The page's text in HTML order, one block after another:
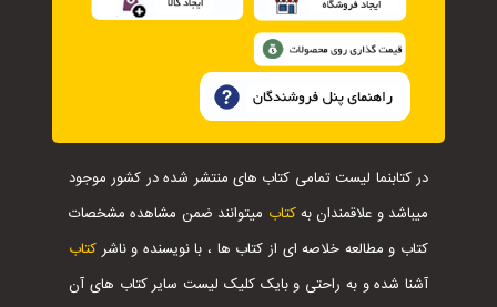
در کتابنما لیست تمامی کتاب های منتشر شده در کشور موجود
میباشد و علاقمندان بهکتاب میتوانند ضمن مشاهده مشخصات
کتاب و مطالعه خلاصه ای از کتاب ها ، با نویسنده و ناشر کتاب
آشنا شده و به راحتی و بایک کلیک لیست سایر کتاب های آن